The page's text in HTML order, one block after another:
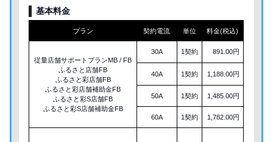
基本料金
プラン 契約電流 単位 料金(税込)
従量店舗サポートプランMB / FB
ふるさと店舗FB
ふるさと彩店舗FB
ふるさと彩店舗補助金FB
ふるさと彩S店舗FB
ふるさと彩S店舗補助金FB
30A 1契約 891.00円
40A 1契約 1,188.00円
50A 1契約 1,485.00円
60A 1契約 1,782.00円